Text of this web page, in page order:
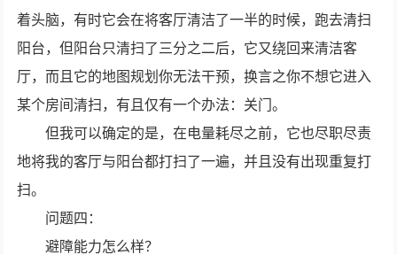
着头脑，有时它会在将客厅清洁了一半的时候，跑去清扫
阳台，但阳台只清扫了三分之二后，它又绕回来清洁客
厅，而且它的地图规划你无法干预，换言之你不想它进入
某个房间清扫，有且仅有一个办法：关门。
但我可以确定的是，在电量耗尽之前，它也尽职尽责
地将我的客厅与阳台都打扫了一遍，并且没有出现重复打
扫。
问题四：
避障能力怎么样？